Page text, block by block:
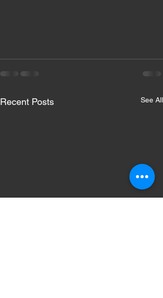
Recent Posts See All